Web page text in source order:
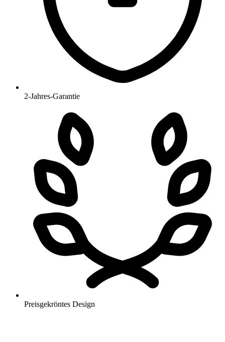
2-Jahres-Garantie
Preisgekröntes Design